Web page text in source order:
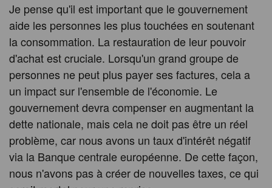
Je pense qu'il est important que le gouvernement
aide les personnes les plus touchées en soutenant
la consommation. La restauration de leur pouvoir
d'achat est cruciale. Lorsqu'un grand groupe de
personnes ne peut plus payer ses factures, cela a
un impact sur l'ensemble de l'économie. Le
gouvernement devra compenser en augmentant la
dette nationale, mais cela ne doit pas être un réel
problème, car nous avons un taux d'intérêt négatif
via la Banque centrale européenne. De cette façon,
nous n'avons pas à créer de nouvelles taxes, ce qui